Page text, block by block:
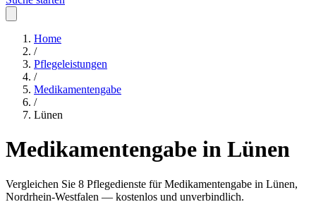
Home
/
Pflegeleistungen
/
Medikamentengabe
/
Lünen
Medikamentengabe in Lünen
Vergleichen Sie 8 Pflegedienste für Medikamentengabe in Lünen,
Nordrhein-Westfalen — kostenlos und unverbindlich.